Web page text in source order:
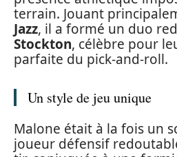
terrain. Jouant
Jazz, il a formé un duo
Stockton, célèbre pour
parfaite du pick-and-roll.
Un style de jeu unique
Malone était à la fois un
joueur défensif